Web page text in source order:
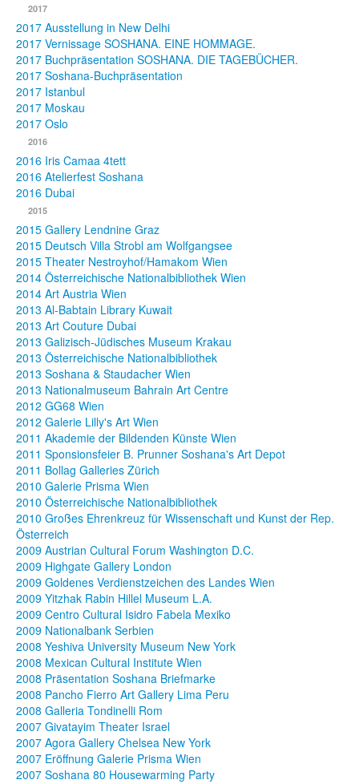
2017
2017 Ausstellung in New Delhi
2017 Vernissage SOSHANA. EINE HOMMAGE.
2017 Buchpräsentation SOSHANA. DIE TAGEBÜCHER.
2017 Soshana-Buchpräsentation
2017 Istanbul
2017 Moskau
2017 Oslo
2016
2016 Iris Camaa 4tett
2016 Atelierfest Soshana
2016 Dubai
2015
2015 Gallery Lendnine Graz
2015 Deutsch Villa Strobl am Wolfgangsee
2015 Theater Nestroyhof/Hamakom Wien
2014 Österreichische Nationalbibliothek Wien
2014 Art Austria Wien
2013 Al-Babtain Library Kuwait
2013 Art Couture Dubai
2013 Galizisch-Jüdisches Museum Krakau
2013 Österreichische Nationalbibliothek
2013 Soshana & Staudacher Wien
2013 Nationalmuseum Bahrain Art Centre
2012 GG68 Wien
2012 Galerie Lilly's Art Wien
2011 Akademie der Bildenden Künste Wien
2011 Sponsionsfeier B. Prunner Soshana's Art Depot
2011 Bollag Galleries Zürich
2010 Galerie Prisma Wien
2010 Österreichische Nationalbibliothek
2010 Großes Ehrenkreuz für Wissenschaft und Kunst der Rep.
Österreich
2009 Austrian Cultural Forum Washington D.C.
2009 Highgate Gallery London
2009 Goldenes Verdienstzeichen des Landes Wien
2009 Yitzhak Rabin Hillel Museum L.A.
2009 Centro Cultural Isidro Fabela Mexiko
2009 Nationalbank Serbien
2008 Yeshiva University Museum New York
2008 Mexican Cultural Institute Wien
2008 Präsentation Soshana Briefmarke
2008 Pancho Fierro Art Gallery Lima Peru
2008 Galleria Tondinelli Rom
2007 Givatayim Theater Israel
2007 Agora Gallery Chelsea New York
2007 Eröffnung Galerie Prisma Wien
2007 Soshana 80 Housewarming Party